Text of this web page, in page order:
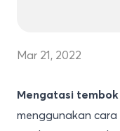
Mar 21, 2022
Mengatasi
menggunakan